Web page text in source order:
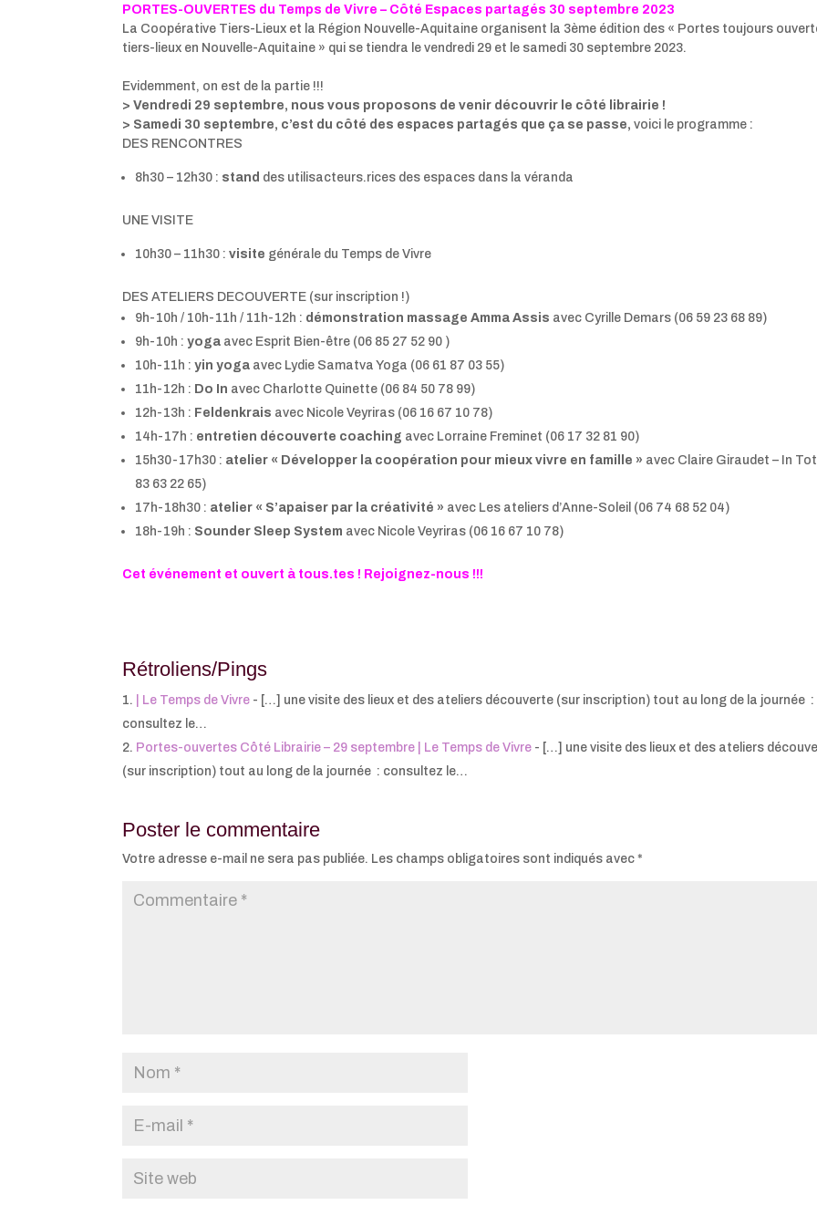
PORTES-OUVERTES du Temps de Vivre – Côté Espaces partagés 30 septembre 2023
La Coopérative Tiers-Lieux et la Région Nouvelle-Aquitaine organisent la 3ème édition des « Portes toujours
tiers-lieux en Nouvelle-Aquitaine » qui se tiendra le vendredi 29 et le samedi 30 septembre 2023.
Evidemment, on est de la partie !!!
> Vendredi 29 septembre, nous vous proposons de venir découvrir le côté librairie !
> Samedi 30 septembre, c’est du côté des espaces partagés que ça se passe, voici le programme :
DES RENCONTRES
8h30 – 12h30 : stand des utilisacteurs.rices des espaces dans la véranda
UNE VISITE
10h30 – 11h30 :visite générale du Temps de Vivre
DES ATELIERS DECOUVERTE (sur inscription !)
9h-10h / 10h-11h / 11h-12h : démonstration massage Amma Assis avec Cyrille Demars (06 59 23 68 89)
9h-10h :yoga avec Esprit Bien-être (06 85 27 52 90 )
10h-11h :yin yoga avec Lydie Samatva Yoga (06 61 87 03 55)
11h-12h : Do In avec Charlotte Quinette (06 84 50 78 99)
12h-13h : Feldenkrais avec Nicole Veyriras (06 16 67 10 78)
14h-17h : entretien découverte coaching avec Lorraine Freminet (06 17 32 81 90)
15h30-17h30 : atelier « Développer la coopération pour mieux vivre en famille » avec Claire Giraudet – In
83 63 22 65)
17h-18h30 : atelier « S’apaiser par la créativité » avec Les ateliers d’Anne-Soleil (06 74 68 52 04)
18h-19h : Sounder Sleep System avec Nicole Veyriras (06 16 67 10 78)
Cet événement et ouvert à tous.tes ! Rejoignez-nous !!!
Rétroliens/Pings
| Le Temps de Vivre - […] une visite des lieux et des ateliers découverte (sur inscription) tout au long de la journée :
consultez le…
Portes-ouvertes Côté Librairie – 29 septembre | Le Temps de Vivre - […] une visite des lieux et des ateliers
(sur inscription) tout au long de la journée : consultez le…
Poster le commentaire
Votre adresse e-mail ne sera pas publiée. Les champs obligatoires sont indiqués avec*